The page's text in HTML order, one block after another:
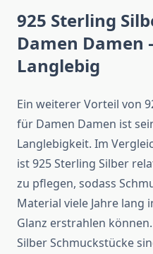
925 Sterling
Damen Damen
Langlebig
Ein weiterer Vorteil von
für Damen Damen ist
Langlebigkeit. Im
ist 925 Sterling Silber
zu pflegen, sodass
Material viele Jahre
Glanz erstrahlen
Silber Schmuckstücke